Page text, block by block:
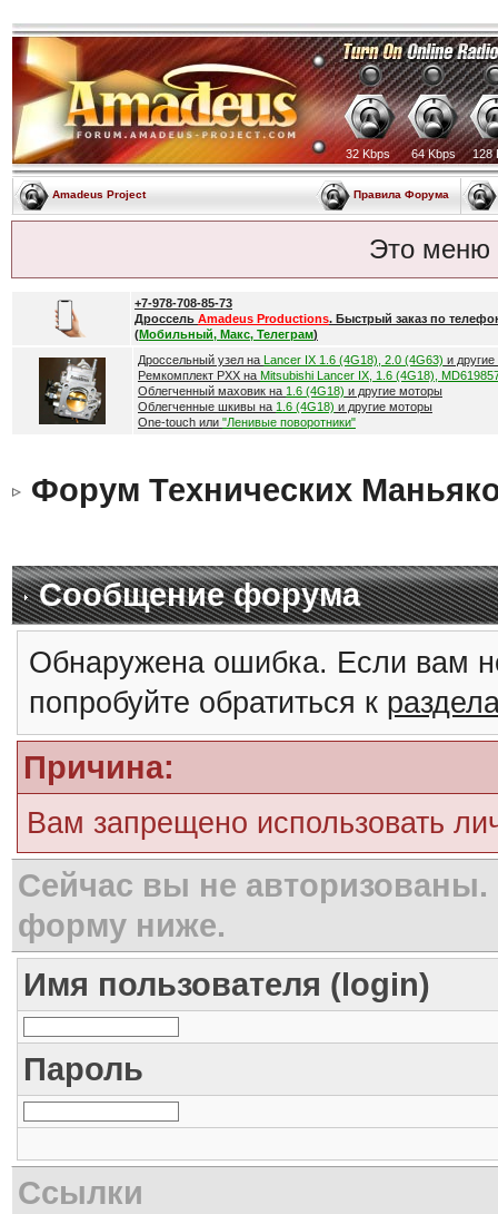
32 Kbps 64 Kbps 128
Amadeus Project Правила Форума
Это меню
+7-978-708-85-73
Дроссель Amadeus Productions. Быстрый заказ по
(Мобильный, Макс, Телеграм)
Дроссельный узел на Lancer IX 1.6 (4G18), 2.0 (4G63) и
Ремкомплект РХХ на Mitsubishi Lancer IX, 1.6 (4G18),
Облегченный маховик на 1.6 (4G18) и другие моторы
Облегченные шкивы на 1.6 (4G18) и другие моторы
One-touch или "Ленивые поворотники"
Форум Технических
Сообщение форума
Обнаружена ошибка. Если вам
попробуйте обратиться к
Причина:
Вам запрещено использовать
Сейчас вы не авторизованы.
форму ниже.
Имя пользователя (login)
Пароль
Ссылки